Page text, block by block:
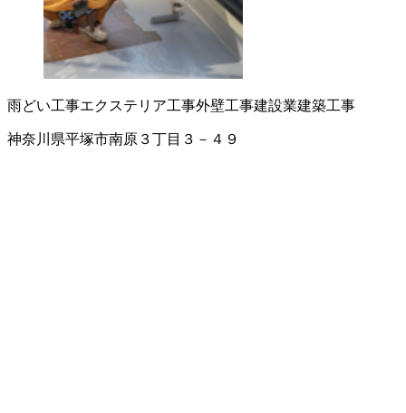
雨どい工事エクステリア工事外壁工事建設業建築工事
神奈川県平塚市南原３丁目３－４９